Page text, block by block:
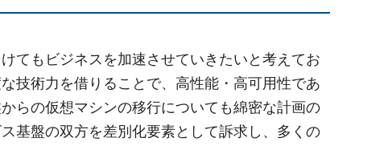
てもビジネスを加速させていきたいと考えてお
技術力を借りることで、高性能・高可用性であ
らの仮想マシンの移行についても綿密な計画の
基盤の双方を差別化要素として訴求し、多くの